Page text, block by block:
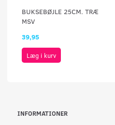
BUKSEBØJLE 25CM. TRÆ
MSV
39,95
Læg i kurv
INFORMATIONER